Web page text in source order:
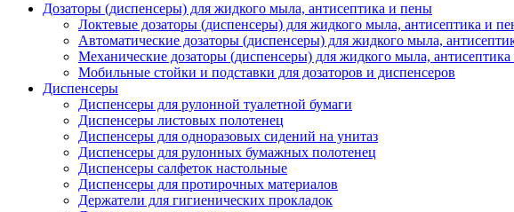
Дозаторы (диспенсеры) для жидкого мыла, антисептика и пены
Локтевые дозаторы (диспенсеры) для жидкого мыла, антисептика и
Автоматические дозаторы (диспенсеры) для жидкого мыла,
Механические дозаторы (диспенсеры) для жидкого мыла,
Мобильные стойки и подставки для дозаторов и диспенсеров
Диспенсеры
Диспенсеры для рулонной туалетной бумаги
Диспенсеры листовых полотенец
Диспенсеры для одноразовых сидений на унитаз
Диспенсеры для рулонных бумажных полотенец
Диспенсеры салфеток настольные
Диспенсеры для протирочных материалов
Держатели для гигиенических прокладок